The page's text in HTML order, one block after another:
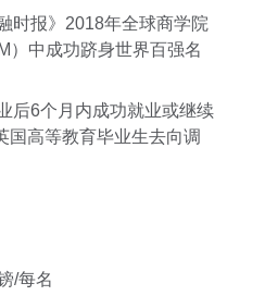
时报》2018年全球商学院
）中成功跻身世界百强名
后6个月内成功就业或继续
国高等教育毕业生去向调
/每名